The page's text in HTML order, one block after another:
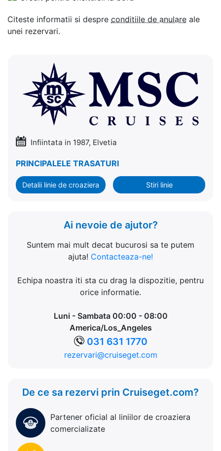
Citeste informatii si despre conditiile de anulare ale
unei rezervari.
Infiintata in 1987, Elvetia
PRINCIPALELE TRASATURI
Detalii linie de croaziera Stiri linie
Ai nevoie de ajutor?
Suntem mai mult decat bucurosi sa te putem
ajuta! Contacteaza-ne!
Echipa noastra iti sta cu drag la dispozitie, pentru
orice informatie.
Luni - Sambata 00:00 - 08:00
America/Los_Angeles
031 631 1770
rezervari@cruiseget.com
De ce sa rezervi prin Cruiseget.com?
Partener oficial al liniilor de croaziera
comercializate